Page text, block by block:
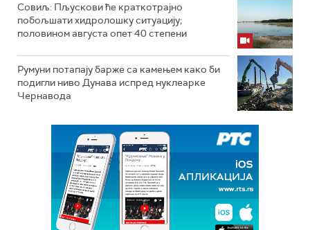
Совиљ: Пљускови ће краткотрајно
побољшати хидролошку ситуацију;
половином августа опет 40 степени
Румуни потапају барже са камењем како би
подигли ниво Дунава испред нуклеарке
Чернавода